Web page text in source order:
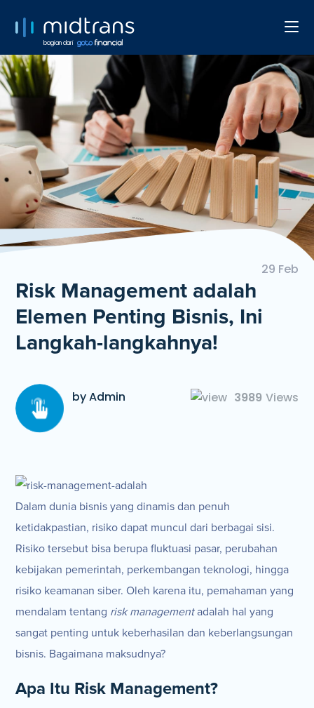
bagian dari
29 Feb
Risk Management adalah
Elemen Penting Bisnis, Ini
Langkah-langkahnya!
by Admin 3989 Views
Dalam dunia bisnis yang dinamis dan penuh
ketidakpastian, risiko dapat muncul dari berbagai sisi.
Risiko tersebut bisa berupa fluktuasi pasar, perubahan
kebijakan pemerintah, perkembangan teknologi, hingga
risiko keamanan siber. Oleh karena itu, pemahaman yang
mendalam tentang risk managementadalah hal yang
sangat penting untuk keberhasilan dan keberlangsungan
bisnis. Bagaimana maksudnya?
Apa Itu Risk Management?